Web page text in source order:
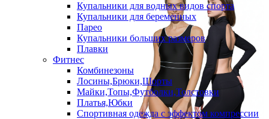
Купальники для водных видов спорта
Купальники для беременных
Парео
Купальники больших размеров
Плавки
Фитнес
Комбинезоны
Лосины,Брюки,Шорты
Майки,Топы,Футболки,Толстовки
Платья,Юбки
Спортивная одежда с эффектом компрессии